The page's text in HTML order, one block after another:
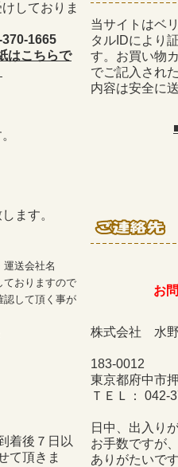
しておりま
1665
当サイトはベ
タルIDにより
す。お買い物
でご記入され
内容は安全に
はこちらで
ます。
運送会社名
ておりますので
認して頂く事が
お
株式会社 水
183-0012
東京都府中市
ＴＥＬ： 042-
日中、出入り
お手数ですが
ありがたいです
着後７日以
て頂きま